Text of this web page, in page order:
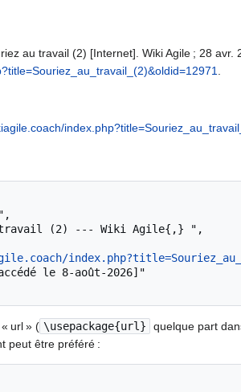
au travail (2) [Internet]. Wiki Agile ; 28
« url » ( \usepackage{url}
quelque part
peut être préféré :